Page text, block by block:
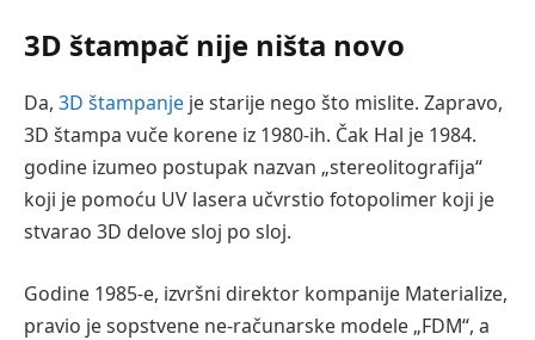
3D štampač nije ništa novo
Da, 3D štampanje je starije nego što mislite. Zapravo,
3D štampa vuče korene iz 1980-ih. Čak Hal je 1984.
godine izumeo postupak nazvan „stereolitografija“
koji je pomoću UV lasera ​​učvrstio fotopolimer koji je
stvarao 3D delove sloj po sloj.
Godine 1985-e, izvršni direktor kompanije Materialize,
pravio je sopstvene ne-računarske modele „FDM“, a